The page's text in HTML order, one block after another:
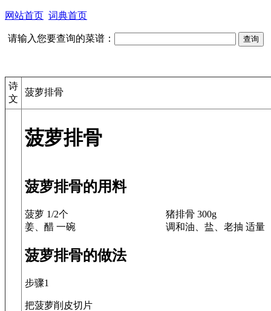
网站首页 词典首页
请输入您要查询的菜谱：
诗
文
菠萝排骨
菠萝排骨
菠萝排骨的用料
菠萝 1/2个
猪排骨 300g
姜、醋 一碗
调和油、盐、老抽 适量
菠萝排骨的做法
步骤1
把菠萝削皮切片